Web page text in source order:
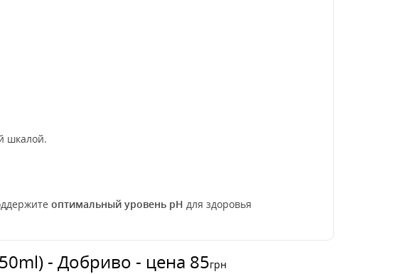
шкалой.
оптимальный уровень pH для здоровья
- Добриво - цена 85грн